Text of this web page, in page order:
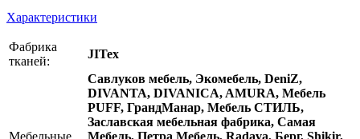
Характеристики
Фабрика
тканей:
JITex
Мебельные
Савлуков мебель, Экомебель, DeniZ,
DIVANTA, DIVANICA, AMURA, Мебель
PUFF, ГрандМанар, Мебель СТИЛЬ,
Заславская мебельная фабрика, Самая
Мебель, Петра Мебель, Radava, Берг, Shikir,